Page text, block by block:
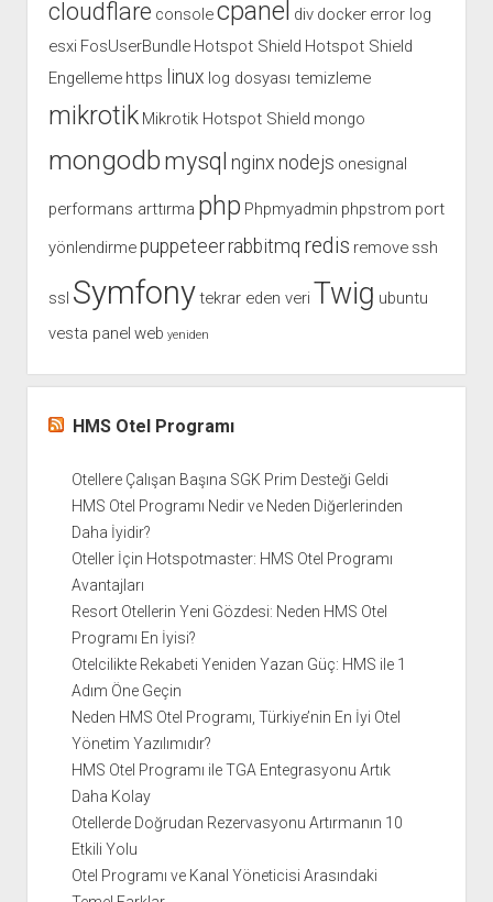
cloudflare consolecpanel div docker error log
esxi FosUserBundle Hotspot Shield Hotspot Shield
Engelleme https linux log dosyası temizleme
mikrotik Mikrotik Hotspot Shield mongo
mongodb mysql nginx nodejs onesignal
performans arttırma php Phpmyadmin phpstrom port
yönlendirmepuppeteer rabbitmq redis remove ssh
ssl Symfonytekrar eden veri Twig ubuntu
vesta panel web yeniden
HMS Otel Programı
Otellere Çalışan Başına SGK Prim Desteği Geldi
HMS Otel Programı Nedir ve Neden Diğerlerinden
Daha İyidir?
Oteller İçin Hotspotmaster: HMS Otel Programı
Avantajları
Resort Otellerin Yeni Gözdesi: Neden HMS Otel
Programı En İyisi?
Otelcilikte Rekabeti Yeniden Yazan Güç: HMS ile 1
Adım Öne Geçin
Neden HMS Otel Programı, Türkiye’nin En İyi Otel
Yönetim Yazılımıdır?
HMS Otel Programı ile TGA Entegrasyonu Artık
Daha Kolay
Otellerde Doğrudan Rezervasyonu Artırmanın 10
Etkili Yolu
Otel Programı ve Kanal Yöneticisi Arasındaki